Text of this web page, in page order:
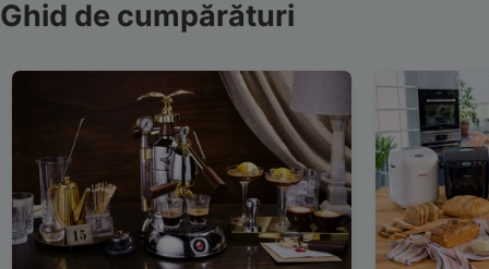
Ghid de cumpărături